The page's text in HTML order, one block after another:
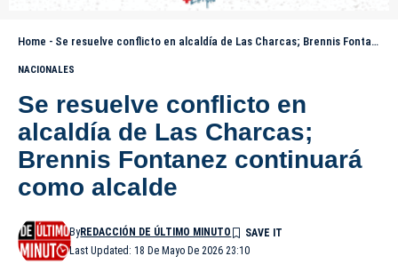
Home - Se resuelve conflicto en alcaldía de Las Charcas; Brennis Fontanez continuará como alcalde
NACIONALES
Se resuelve conflicto en
alcaldía de Las Charcas;
Brennis Fontanez continuará
como alcalde
Last Updated: 18 De Mayo De 2026 23:10
ByREDACCIÓN DE ÚLTIMO MINUTO